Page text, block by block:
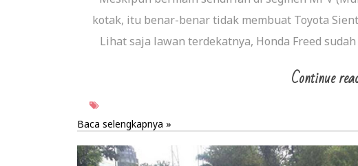
kotak, itu benar-benar tidak membuat Toyota
Lihat saja lawan terdekatnya, Honda Freed
Continue
Baca selengkapnya »